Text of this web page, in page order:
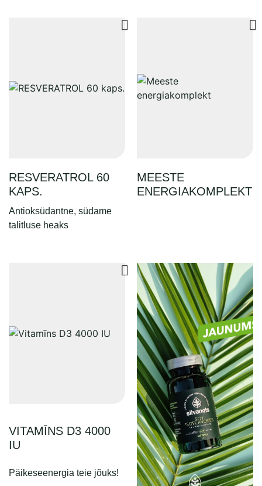
RESVERATROL 60
KAPS.
Antioksüdantne, südame
talitluse heaks
MEESTE
ENERGIAKOMPLEKT
VITAMĪNS D3 4000
IU
Päikeseenergia teie jõuks!